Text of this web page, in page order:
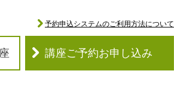
講座ご予約お申し込み
予約申込システムのご利用方法について